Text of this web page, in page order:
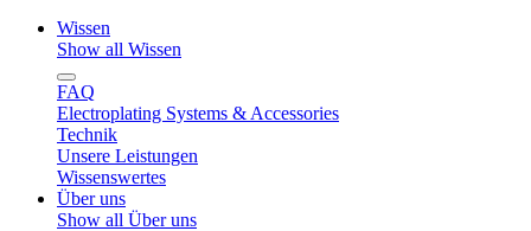
Wissen
Show all Wissen
FAQ
Electroplating Systems & Accessories
Technik
Unsere Leistungen
Wissenswertes
Über uns
Show all Über uns